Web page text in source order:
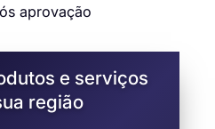
aprovação
e serviços
região